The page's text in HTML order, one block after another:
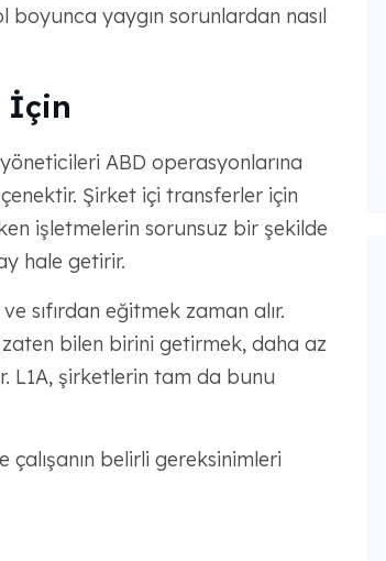
yaygın sorunlardan nasıl
İçin
ABD operasyonlarına
Şirket içi transferler için
işletmelerin sorunsuz bir şekilde
hale getirir.
sıfırdan eğitmek zaman alır.
bilen birini getirmek, daha az
L1A, şirketlerin tam da bunu
belirli gereksinimleri